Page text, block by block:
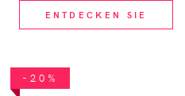
ENTDECKEN SIE
-20%